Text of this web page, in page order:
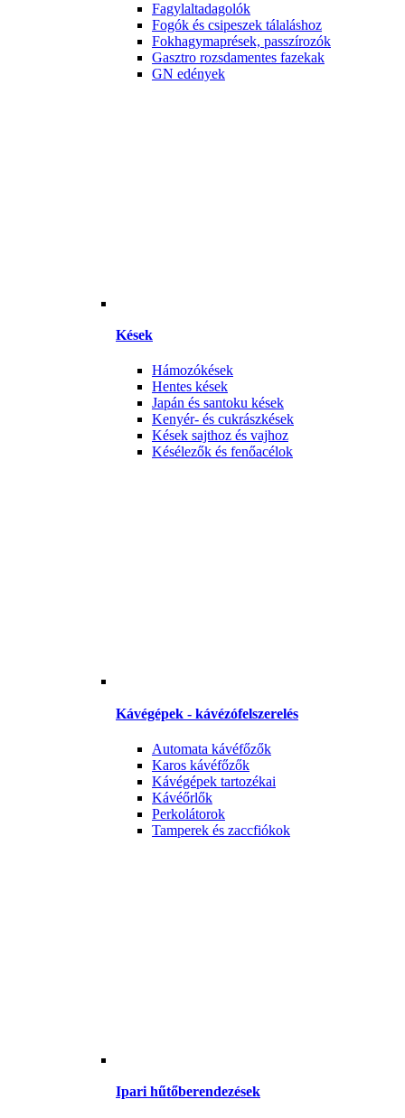
Fagylaltadagolók
Fogók és csipeszek tálaláshoz
Fokhagymaprések, passzírozók
Gasztro rozsdamentes fazekak
GN edények
Kések
Hámozókések
Hentes kések
Japán és santoku kések
Kenyér- és cukrászkések
Kések sajthoz és vajhoz
Késélezők és fenőacélok
Kávégépek - kávézófelszerelés
Automata kávéfőzők
Karos kávéfőzők
Kávégépek tartozékai
Kávéőrlők
Perkolátorok
Tamperek és zaccfiókok
Ipari hűtőberendezések